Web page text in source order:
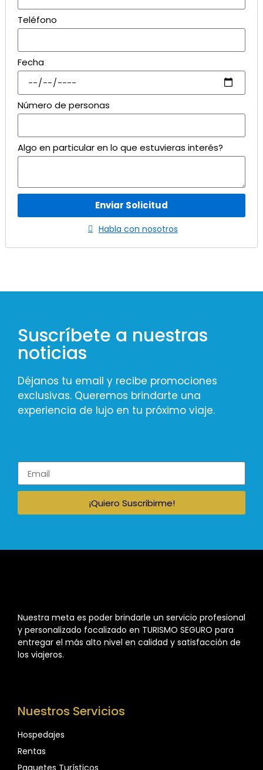
Teléfono
Fecha
Número de personas
Algo en particular en lo que estuvieras interés?
Enviar Solicitud
Habla con nosotros
Suscríbete a nuestras
noticias
Déjanos tu email y recibe promociones
exclusivas. Queremos brindarte una
experiencia de lujo en tu próximo viaje.
¡Quiero Suscribirme!
Nuestra meta es poder brindarle un servicio profesional
y personalizado focalizado en TURISMO SEGURO para
entregar el más alto nivel en calidad y satisfacción de
los viajeros.
Nuestros Servicios
Hospedajes
Rentas
Paquetes Turísticos